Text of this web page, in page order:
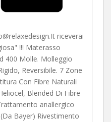
riceverai
!!! Materasso
400 Molle. Molleggio
Reversibile. 7 Zone
Con Fibre Naturali
Blended Di Fibre
anallergico
Bayer) Rivestimento